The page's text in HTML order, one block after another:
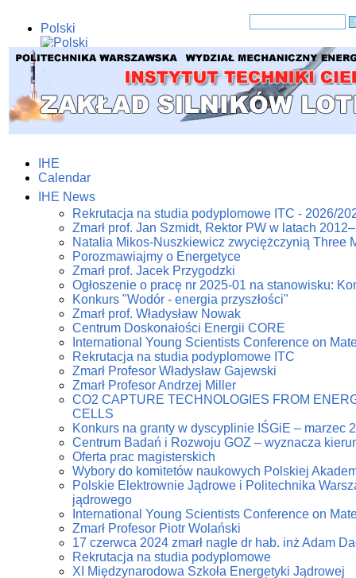
Polski
English
IHE
Calendar
IHE News
Rekrutacja na studia podyplomowe ITC - 2026/
Zmarł prof. Jan Szmidt, Rektor PW w latach
Natalia Mikos-Nuszkiewicz zwyciężczynią Three
Porozmawiajmy o Energetyce
Zmarł prof. Jacek Przygodzki
Ogłoszenie o pracę nr 2025-01 na stanowisku:
Konkurs "Wodór - energia przyszłości"
Zmarł prof. Władysław Nowak
Centrum Doskonałości Energii CORE
International Young Scientists Conference on
Rekrutacja na studia podyplomowe ITC
Zmarł Profesor Władysław Gajewski
Zmarł Profesor Andrzej Miller
CO2 CAPTURE TECHNOLOGIES FROM
CELLS
Konkurs na granty w dyscyplinie IŚGiE – marzec
Centrum Badań i Rozwoju GOZ – wyznacza
Oferta prac magisterskich
Wybory do komitetów naukowych Polskiej
Polskie Elektrownie Jądrowe i Politechnika
jądrowego
International Young Scientists Conference on
Zmarł Profesor Piotr Wolański
17 czerwca 2024 zmarł nagle dr hab. inż Adam
Rekrutacja na studia podyplomowe
XI Międzynarodowa Szkoła Energetyki Jądrowej